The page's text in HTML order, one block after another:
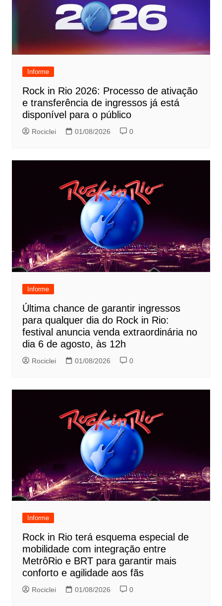
Informe
Rock in Rio 2026: Processo de ativação
e transferência de ingressos já está
disponível para o público
Rociclei 01/08/2026 0
Informe
Última chance de garantir ingressos
para qualquer dia do Rock in Rio:
festival anuncia venda extraordinária no
dia 6 de agosto, às 12h
Rociclei 01/08/2026 0
Informe
Rock in Rio terá esquema especial de
mobilidade com integração entre
MetrôRio e BRT para garantir mais
conforto e agilidade aos fãs
Rociclei 01/08/2026 0